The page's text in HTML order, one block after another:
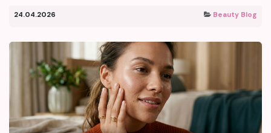
24.04.2026 Beauty Blog